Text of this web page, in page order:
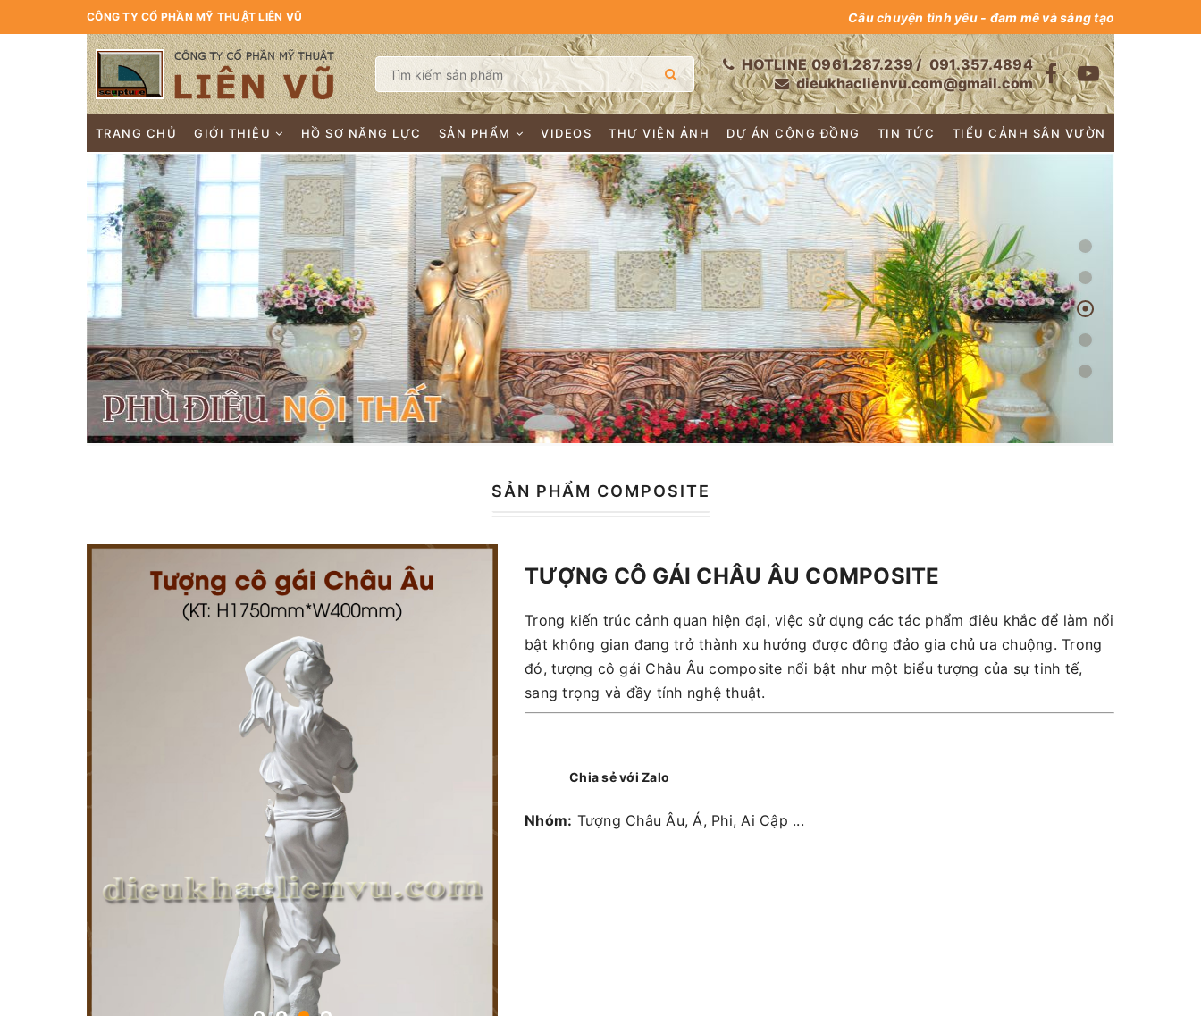
CÔNG TY CỔ PHẦN MỸ THUẬT LIÊN VŨ Câu chuyện tình yêu - đam mê và sáng tạo
HOTLINE 0961.287.239/ 091.357.4894
dieukhaclienvu.com@gmail.com
TRANG CHỦ GIỚI THIỆU HỒ SƠ NĂNG LỰC SẢN PHẨM VIDEOS THƯ VIỆN ẢNH DỰ ÁN CỘNG ĐỒNG TIN TỨC TIỂU CẢNH SÂN VƯỜN
SẢN PHẨM COMPOSITE
TƯỢNG CÔ GÁI CHÂU ÂU COMPOSITE
Trong kiến trúc cảnh quan hiện đại, việc sử dụng các tác phẩm điêu khắc để làm nổi
bật không gian đang trở thành xu hướng được đông đảo gia chủ ưa chuộng. Trong
đó, tượng cô gái Châu Âu composite nổi bật như một biểu tượng của sự tinh tế,
sang trọng và đầy tính nghệ thuật.
Chia sẻ với Zalo
Nhóm: Tượng Châu Âu, Á, Phi, Ai Cập ...